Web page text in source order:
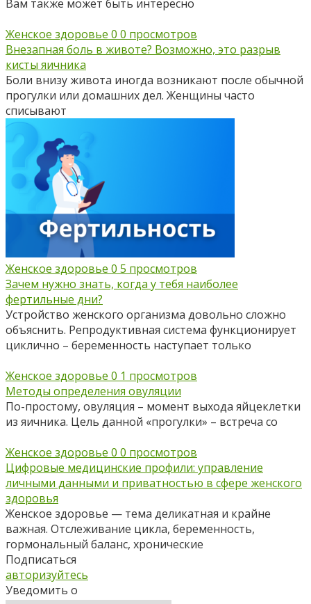
Вам также может быть интересно
Женское здоровье 0 0 просмотров
Внезапная боль в животе? Возможно, это разрыв
кисты яичника
Боли внизу живота иногда возникают после обычной
прогулки или домашних дел. Женщины часто
списывают
Женское здоровье 0 5 просмотров
Зачем нужно знать, когда у тебя наиболее
фертильные дни?
Устройство женского организма довольно сложно
объяснить. Репродуктивная система функционирует
циклично – беременность наступает только
Женское здоровье 0 1 просмотров
Методы определения овуляции
По-простому, овуляция – момент выхода яйцеклетки
из яичника. Цель данной «прогулки» – встреча со
Женское здоровье 0 0 просмотров
Цифровые медицинские профили: управление
личными данными и приватностью в сфере женского
здоровья
Женское здоровье — тема деликатная и крайне
важная. Отслеживание цикла, беременность,
гормональный баланс, хронические
Подписаться
авторизуйтесь
Уведомить о